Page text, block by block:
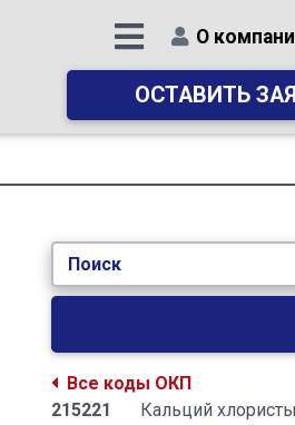
О
ОСТАВИТЬ
Поиск
Все коды ОКП
215221
Кальций